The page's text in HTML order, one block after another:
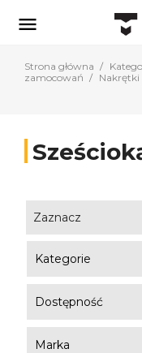

Strona główna
zamocowań
Nakrętki
Zaznacz
Kategorie
Dostępność
Marka